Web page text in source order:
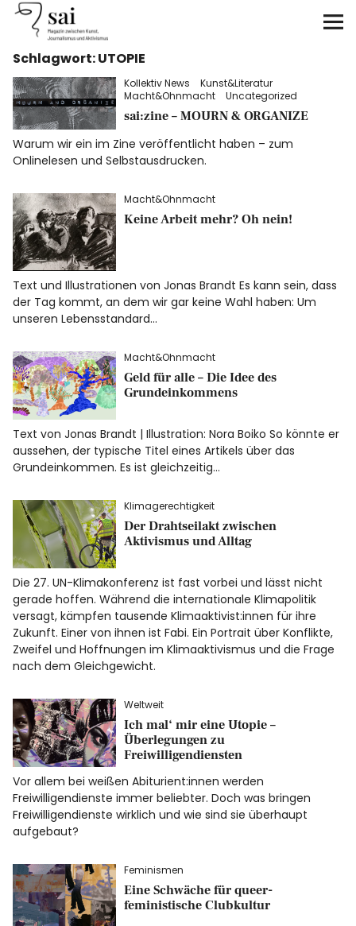
sai
Unterstützen
Klimagerechtigkeit
Antirassismus
Feminismen
Kunst&Literatur
Generation XYZ
Über uns
FacebookInstagram
Info
Schlagwort:UTOPIE
Kollektiv News
Kunst&Literatur
Macht&Ohnmacht
Uncategorized
sai:zine – MOURN & ORGANIZE
Warum wir ein im Zine veröffentlicht haben – zum
Onlinelesen und Selbstausdrucken.
Macht&Ohnmacht
Keine Arbeit mehr? Oh nein!
Text und Illustrationen von Jonas Brandt Es kann sein, dass
der Tag kommt, an dem wir gar keine Wahl haben: Um
unseren Lebensstandard…
Macht&Ohnmacht
Geld für alle – Die Idee des
Grundeinkommens
Text von Jonas Brandt | Illustration: Nora Boiko So könnte er
aussehen, der typische Titel eines Artikels über das
Grundeinkommen. Es ist gleichzeitig…
Klimagerechtigkeit
Der Drahtseilakt zwischen
Aktivismus und Alltag
Die 27. UN-Klimakonferenz ist fast vorbei und lässt nicht
gerade hoffen. Während die internationale Klimapolitik
versagt, kämpfen tausende Klimaaktivist:innen für ihre
Zukunft. Einer von ihnen ist Fabi. Ein Portrait über Konflikte,
Zweifel und Hoffnungen im Klimaaktivismus und die Frage
nach dem Gleichgewicht.
Weltweit
Ich mal‘ mir eine Utopie –
Überlegungen zu
Freiwilligendiensten
Vor allem bei weißen Abiturient:innen werden
Freiwilligendienste immer beliebter. Doch was bringen
Freiwilligendienste wirklich und wie sind sie überhaupt
aufgebaut?
Feminismen
Eine Schwäche für queer-
feministische Clubkultur